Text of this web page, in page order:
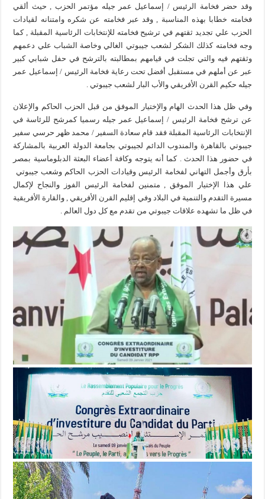
وقد حضر فخامة الرئيس / إسماعيل عمر جيله مؤتمر الحزب , حيث ألقي
فخامته خطابا بهذه المناسبة , وقد عبر فخامته عن شكره وامتنانه لقيادات
الحزب علي تجديد ثقتهم في ترشيح فخامته للإنتخابات الرئاسية المقبلة , كما
وجه فخامته كذلك الشكر لشعب جيبوتي الغالي وخاصة الشباب علي دعمهم
وثقتهم فيه والتي تجلت في قيامهم بمطالبته بالترشح في حفل شبابي كبير
عبر عن أملهم في مستقبل أفضل تحت رعاية فخامة الرئيس / إسماعيل عمر
جيله حكيم القرن الأفريقي والأب البار لشعب جيبوتي .
وفي ظل هذا الحدث الهام والإختيار الموفق من قبل الحزب الحاكم والإعلان
عن ترشح فخامة الرئيس / إسماعيل عمر جيله رسميا كمرشح للرئاسة في
الإنتخابات الرئاسية المقبلة فقد قام سعادة السفير / محمد ظهر حرسي سفير
جيبوتي بالقاهرة والمندوب الدائم لجيبوتي بجامعة الدولة العربية بالمشاركة
في حضور هذا الحدث . كما أنه يتوجه وكافة أعضاء البعثة الدبلوماسية بمصر
بأرق وأجمل التهاني لفخامة الرئيس وقيادات الحزب الحاكم وشعب جيبوتي
علي هذا الإختيار الموفق , متمنين لفخامة الرئيس الفوز والنجاح لإكمال
مسيرة التقدم والتنمية في البلاد وفي إقليم القرن الأفريقي , والقارة الأفريقية
في ظل ما تشهده علاقات جيبوتي من تقدم مع كل دول العالم .